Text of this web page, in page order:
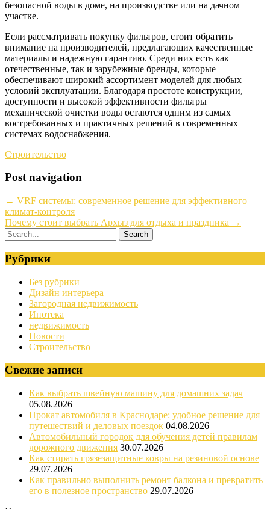
безопасной воды в доме, на производстве или на дачном
участке.
Если рассматривать покупку фильтров, стоит обратить
внимание на производителей, предлагающих качественные
материалы и надежную гарантию. Среди них есть как
отечественные, так и зарубежные бренды, которые
обеспечивают широкий ассортимент моделей для любых
условий эксплуатации. Благодаря простоте конструкции,
доступности и высокой эффективности фильтры
механической очистки воды остаются одним из самых
востребованных и практичных решений в современных
системах водоснабжения.
Строительство
Post navigation
← VRF системы: современное решение для эффективного
климат-контроля
Почему стоит выбрать Архыз для отдыха и праздника →
Рубрики
Без рубрики
Дизайн интерьера
Загородная недвижимость
Ипотека
недвижимость
Новости
Строительство
Свежие записи
Как выбрать швейную машину для домашних задач
05.08.2026
Прокат автомобиля в Краснодаре: удобное решение для
путешествий и деловых поездок 04.08.2026
Автомобильный городок для обучения детей правилам
дорожного движения 30.07.2026
Как стирать грязезащитные ковры на резиновой основе
29.07.2026
Как правильно выполнить ремонт балкона и превратить
его в полезное пространство 29.07.2026